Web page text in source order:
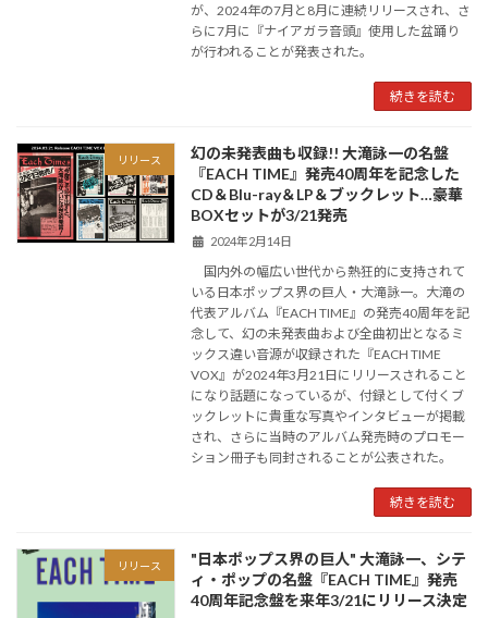
が、2024年の7月と8月に連続リリースされ、さ
らに7月に『ナイアガラ音頭』使用した盆踊り
が行われることが発表された。
続きを読む
リリース
幻の未発表曲も収録!! 大滝詠一の名盤
『EACH TIME』発売40周年を記念した
CD＆Blu-ray＆LP＆ブックレット…豪華
BOXセットが3/21発売
2024年2月14日
国内外の幅広い世代から熱狂的に支持されて
いる日本ポップス界の巨人・大滝詠一。大滝の
代表アルバム『EACH TIME』の発売40周年を記
念して、幻の未発表曲および全曲初出となるミ
ックス違い音源が収録された『EACH TIME
VOX』が2024年3月21日にリリースされること
になり話題になっているが、付録として付くブ
ックレットに貴重な写真やインタビューが掲載
され、さらに当時のアルバム発売時のプロモー
ション冊子も同封されることが公表された。
続きを読む
リリース
"日本ポップス界の巨人" 大滝詠一、シテ
ィ・ポップの名盤『EACH TIME』発売
40周年記念盤を来年3/21にリリース決定